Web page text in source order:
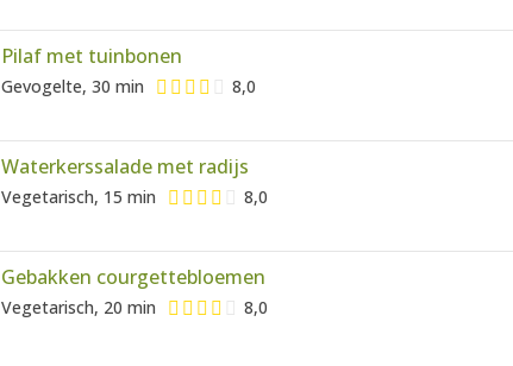
Pilaf met tuinbonen
Gevogelte, 30 min 8,0
Waterkerssalade met radijs
Vegetarisch, 15 min 8,0
Gebakken courgettebloemen
Vegetarisch, 20 min 8,0